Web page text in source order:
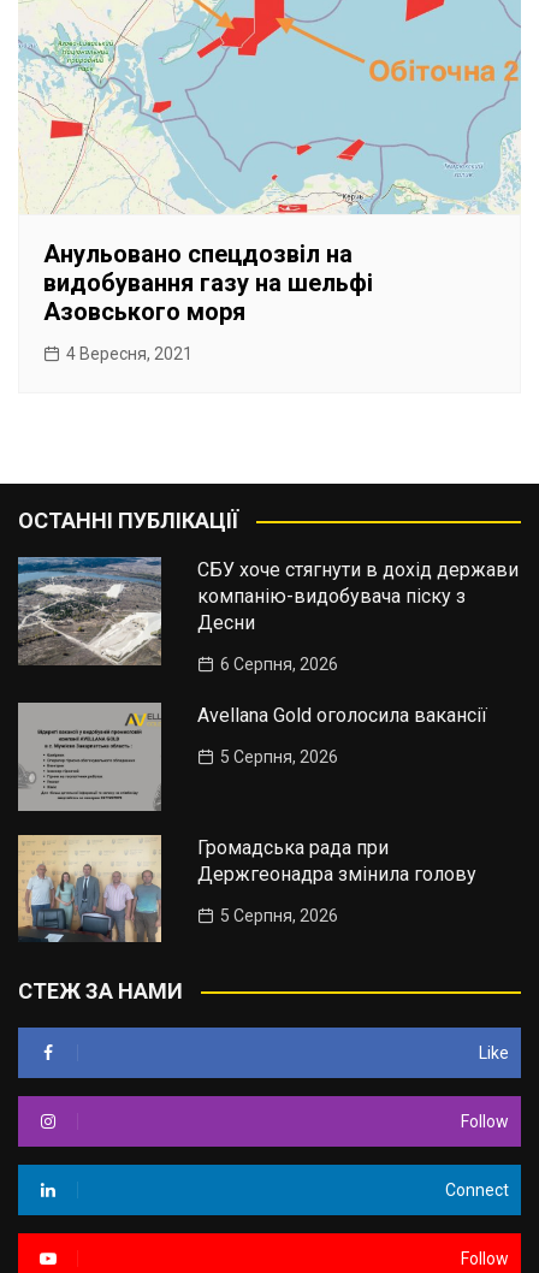
Анульовано спецдозвіл на
видобування газу на шельфі
Азовського моря
4 Вересня, 2021
ОСТАННІ ПУБЛІКАЦІЇ
СБУ хоче стягнути в дохід держави
компанію-видобувача піску з
Десни
6 Серпня, 2026
Avellana Gold оголосила вакансії
5 Серпня, 2026
Громадська рада при
Держгеонадра змінила голову
5 Серпня, 2026
СТЕЖ ЗА НАМИ
Like
Follow
Connect
Follow